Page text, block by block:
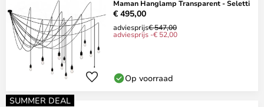
Maman Hanglamp Transparent - Seletti
€ 495,00
adviesprijs€ 547,00
adviesprijs -€ 52,00
Op voorraad
SUMMER DEAL